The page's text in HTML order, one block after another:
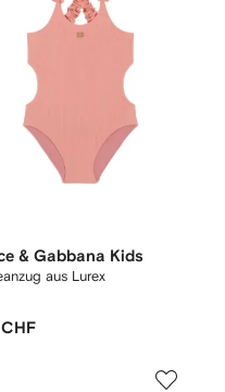
& Gabbana Kids
aus Lurex